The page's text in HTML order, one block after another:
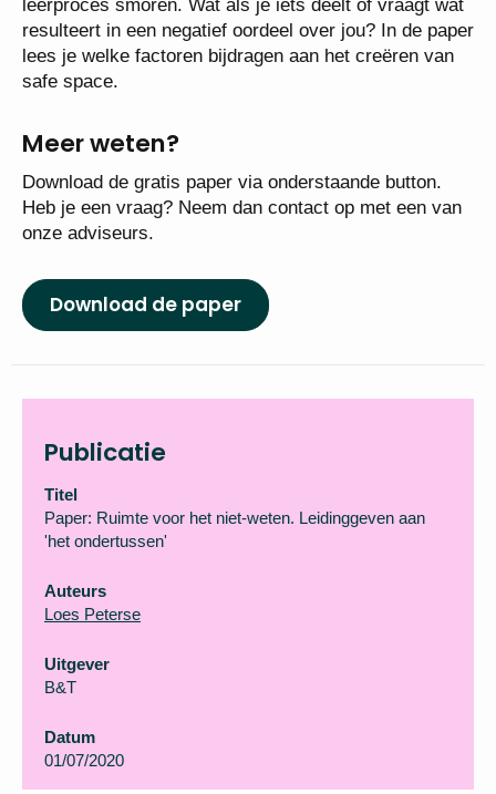
leerproces smoren. Wat als je iets deelt of vraagt wat
resulteert in een negatief oordeel over jou? In de paper
lees je welke factoren bijdragen aan het creëren van
safe space.
Meer weten?
Download de gratis paper via onderstaande button.
Heb je een vraag? Neem dan contact op met een van
onze adviseurs.
Download de paper
Publicatie
Titel
Paper: Ruimte voor het niet-weten. Leidinggeven aan
'het ondertussen'
Auteurs
Loes Peterse
Uitgever
B&T
Datum
01/07/2020